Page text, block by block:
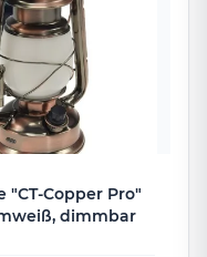
"CT-Copper Pro"
dimmbar